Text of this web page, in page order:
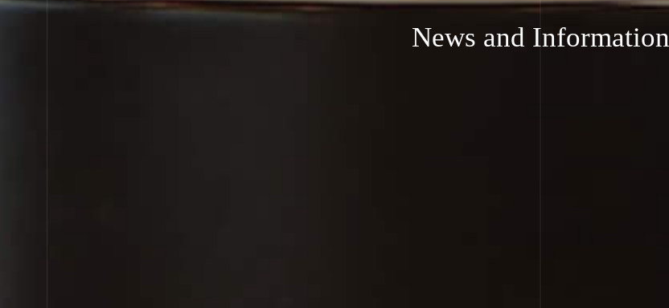
News and Information